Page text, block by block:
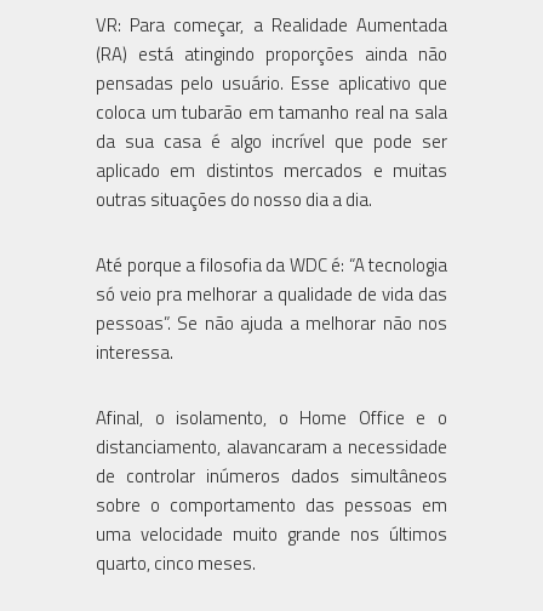
VR: Para começar, a Realidade Aumentada
(RA) está atingindo proporções ainda não
pensadas pelo usuário. Esse aplicativo que
coloca um tubarão em tamanho real na sala
da sua casa é algo incrível que pode ser
aplicado em distintos mercados e muitas
outras situações do nosso dia a dia.
Até porque a filosofia da WDC é: “A tecnologia
só veio pra melhorar a qualidade de vida das
pessoas”. Se não ajuda a melhorar não nos
interessa.
Afinal, o isolamento, o Home Office e o
distanciamento, alavancaram a necessidade
de controlar inúmeros dados simultâneos
sobre o comportamento das pessoas em
uma velocidade muito grande nos últimos
quarto, cinco meses.